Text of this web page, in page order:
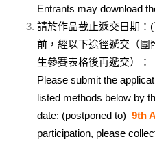
Entrants may download
請於作品截止遞交日期：
前，經以下途徑遞交（團
生參賽表格後再遞交）：
Please submit the
listed methods below by
date: (postponed to) 9th
participation, please